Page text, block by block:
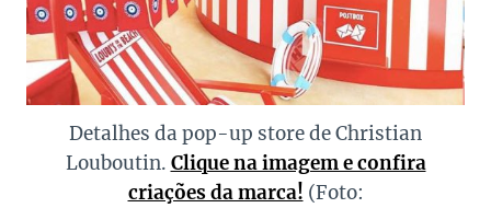
Detalhes da pop-up store de Christian
Louboutin. Clique na imagem e confira
criações da marca! (Foto: